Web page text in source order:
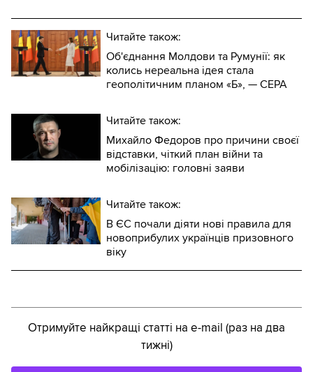
Читайте також:
Об'єднання Молдови та Румунії: як
колись нереальна ідея стала
геополітичним планом «Б», — CEPA
Читайте також:
Михайло Федоров про причини своєї
відставки, чіткий план війни та
мобілізацію: головні заяви
Читайте також:
В ЄС почали діяти нові правила для
новоприбулих українців призовного
віку
Отримуйте найкращі статті на e-mail (раз на два
тижні)